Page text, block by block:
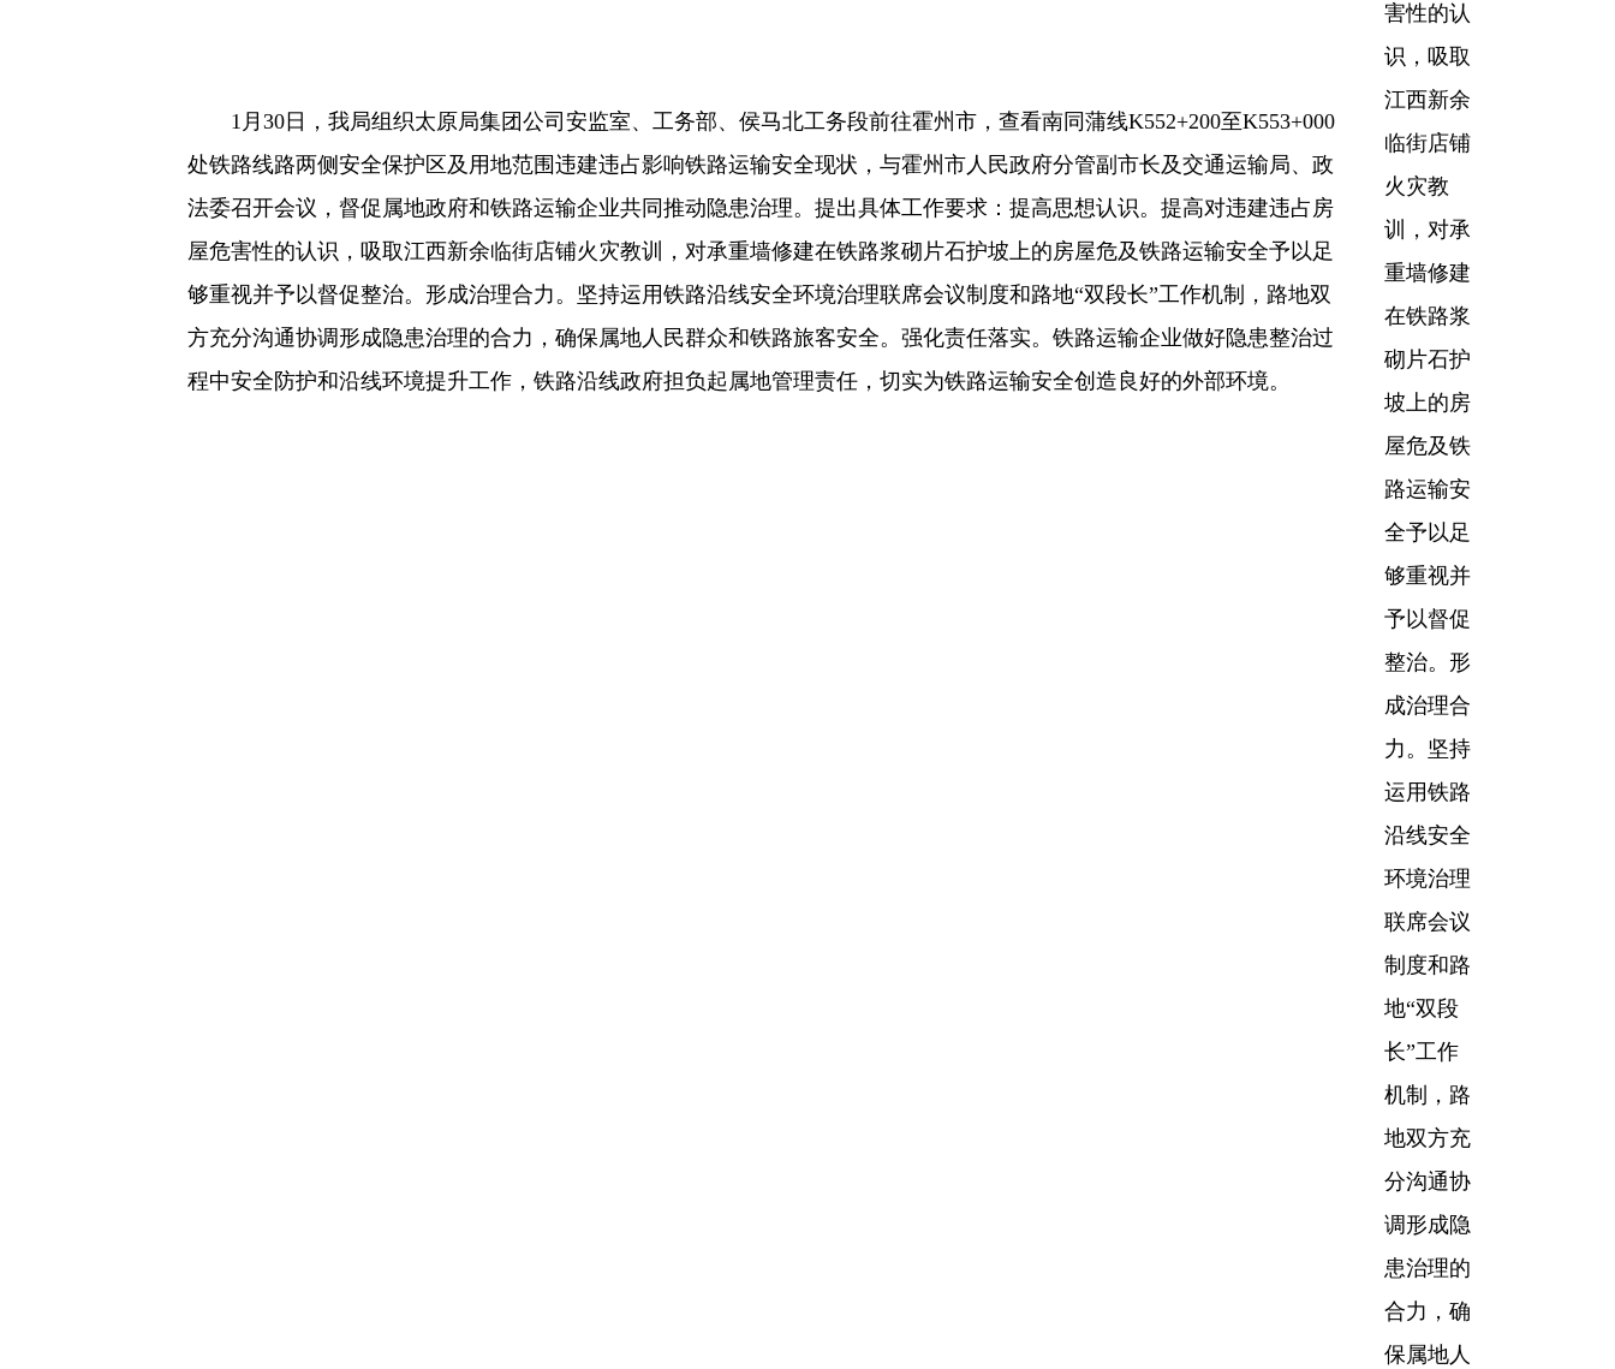
1月30日，我局组织太原局集团公司安监室、工务部、侯马北工务段前往霍州市，查看南同蒲线K552+200至K553+000
处铁路线路两侧安全保护区及用地范围违建违占影响铁路运输安全现状，与霍州市人民政府分管副市长及交通运输局、政
法委召开会议，督促属地政府和铁路运输企业共同推动隐患治理。提出具体工作要求：提高思想认识。提高对违建违占房
屋危害性的认识，吸取江西新余临街店铺火灾教训，对承重墙修建在铁路浆砌片石护坡上的房屋危及铁路运输安全予以足
够重视并予以督促整治。形成治理合力。坚持运用铁路沿线安全环境治理联席会议制度和路地“双段长”工作机制，路地双
方充分沟通协调形成隐患治理的合力，确保属地人民群众和铁路旅客安全。强化责任落实。铁路运输企业做好隐患整治过
程中安全防护和沿线环境提升工作，铁路沿线政府担负起属地管理责任，切实为铁路运输安全创造良好的外部环境。
害性的认
识，吸取
江西新余
临街店铺
火灾教
训，对承
重墙修建
在铁路浆
砌片石护
坡上的房
屋危及铁
路运输安
全予以足
够重视并
予以督促
整治。形
成治理合
力。坚持
运用铁路
沿线安全
环境治理
联席会议
制度和路
地“双段
长”工作
机制，路
地双方充
分沟通协
调形成隐
患治理的
合力，确
保属地人